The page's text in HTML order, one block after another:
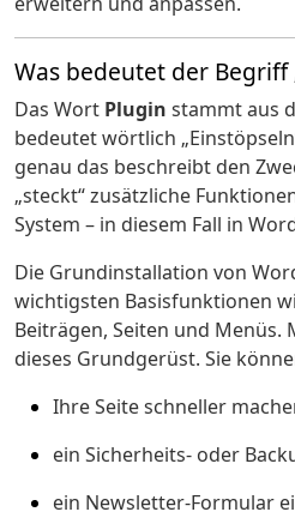
Was bedeutet der Begriff
Das Wort Plugin stammt aus
bedeutet wörtlich
genau das beschreibt den
„steckt“ zusätzliche
System – in diesem Fall in
Die Grundinstallation von
wichtigsten Basisfunktionen
Beiträgen, Seiten und Menüs.
dieses Grundgerüst. Sie
Ihre Seite schneller
ein Sicherheits- oder
ein Newsletter-Formular